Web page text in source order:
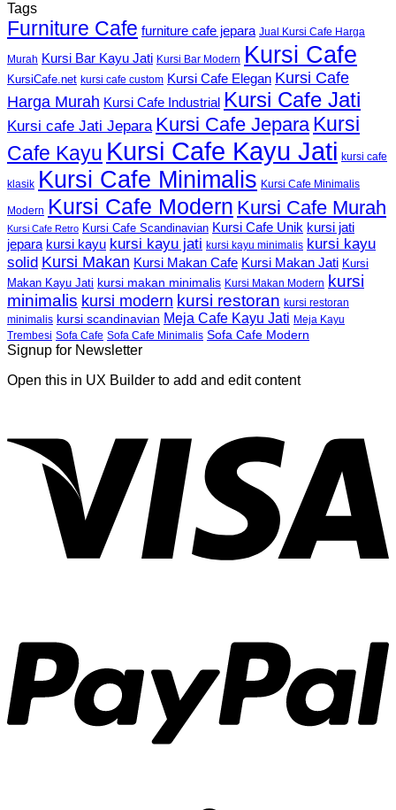
Tags
Furniture Cafe furniture cafe jepara Jual Kursi Cafe Harga
Murah Kursi Bar Kayu Jati Kursi Bar Modern Kursi Cafe
KursiCafe.net kursi cafe custom Kursi Cafe Elegan Kursi Cafe
Harga Murah Kursi Cafe Industrial Kursi Cafe Jati
Kursi cafe Jati Jepara Kursi Cafe Jepara Kursi
Cafe Kayu Kursi Cafe Kayu Jati kursi cafe
klasik Kursi Cafe Minimalis Kursi Cafe Minimalis
Modern Kursi Cafe Modern Kursi Cafe Murah
Kursi Cafe Retro Kursi Cafe Scandinavian Kursi Cafe Unik kursi jati
jepara kursi kayu kursi kayu jati kursi kayu minimalis kursi kayu
solid Kursi Makan Kursi Makan Cafe Kursi Makan Jati Kursi
Makan Kayu Jati kursi makan minimalis Kursi Makan Modern
kursi
minimalis kursi modern kursi restoran kursi restoran
minimalis kursi scandinavian Meja Cafe Kayu Jati Meja Kayu
Trembesi Sofa Cafe Sofa Cafe Minimalis Sofa Cafe Modern
Signup for Newsletter
Open this in UX Builder to add and edit content